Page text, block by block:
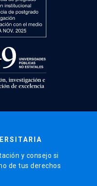
y consejo si
de tus derechos